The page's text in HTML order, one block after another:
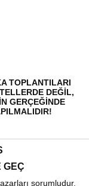
TOPLANTILARI
DEĞIL,
GERÇEĞINDE
GEÇ
sorumludur.